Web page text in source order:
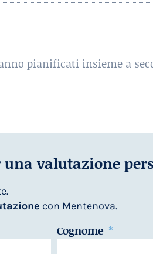
pianificati insieme a
valutazione
con Mentenova.
Cognome